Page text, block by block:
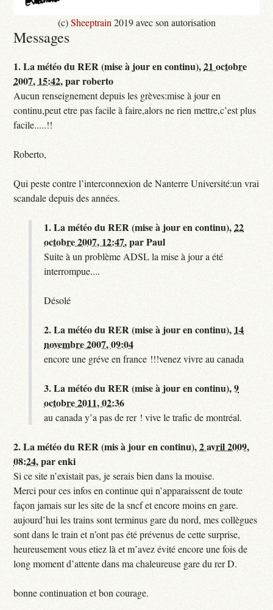
(c)Sheeptrain 2019 avec son autorisation
Messages
1.La météo du RER (mise à jour en continu),21 octobre
2007, 15:42,parroberto
Aucun renseignement depuis les grèves:mise à jour en
continu,peut etre pas facile à faire,alors ne rien mettre,c’est plus
facile.....!!
Roberto,
Qui peste contre l’interconnexion de Nanterre Université:un vrai
scandale depuis des années.
1.La météo du RER (mise à jour en continu),22
octobre 2007, 12:47,parPaul
Suite à un problème ADSL la mise à jour a été
interrompue....
Désolé
2.La météo du RER (mise à jour en continu), 14
novembre 2007, 09:04
encore une gréve en france !!!venez vivre au canada
3.La météo du RER (mise à jour en continu),9
octobre 2011, 02:36
au canada y’a pas de rer ! vive le trafic de montréal.
2.La météo du RER (mis à jour en continu),2 avril 2009,
08:24,parenki
Si ce site n’existait pas, je serais bien dans la mouise.
Merci pour ces infos en continue qui n’apparaissent de toute
façon jamais sur les site de la sncf et encore moins en gare.
aujourd’hui les trains sont terminus gare du nord, mes collègues
sont dans le train et n’ont pas été prévenus de cette surprise,
heureusement vous etiez là et m’avez évité encore une fois de
long moment d’attente dans ma chaleureuse gare du rer D.
bonne continuation et bon courage.